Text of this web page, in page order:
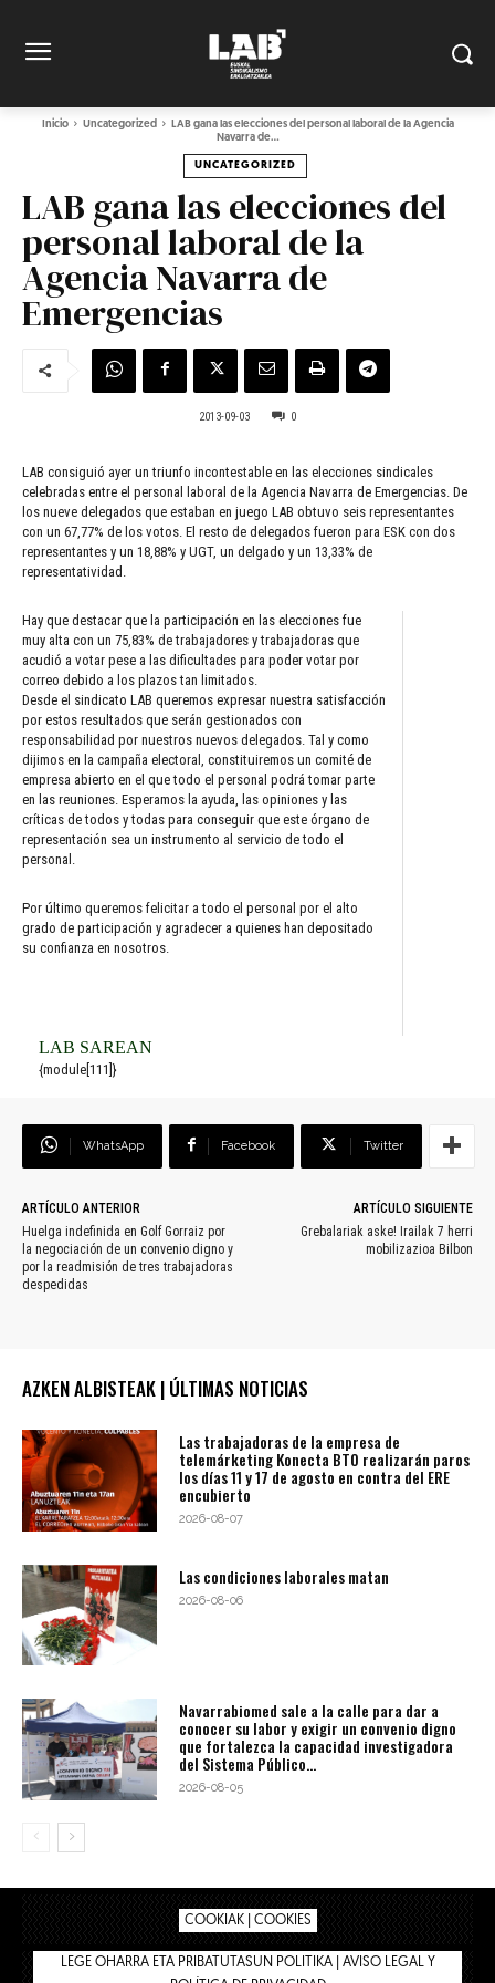
Inicio Uncategorized
LAB gana las elecciones del personal laboral de la Agencia
Navarra de...
UNCATEGORIZED
LAB gana las elecciones del
personal laboral de la
Agencia Navarra de
Emergencias
2013-09-03 0
LAB consiguió ayer un triunfo incontestable en las elecciones sindicales
celebradas entre el personal laboral de la Agencia Navarra de Emergencias. De
los nueve delegados que estaban en juego LAB obtuvo seis representantes
con un 67,77% de los votos. El resto de delegados fueron para ESK con dos
representantes y un 18,88% y UGT, un delgado y un 13,33% de
representatividad.
Hay que destacar que la participación en las elecciones fue
muy alta con un 75,83% de trabajadores y trabajadoras que
acudió a votar pese a las dificultades para poder votar por
correo debido a los plazos tan limitados.
Desde el sindicato LAB queremos expresar nuestra satisfacción
por estos resultados que serán gestionados con
responsabilidad por nuestros nuevos delegados. Tal y como
dijimos en la campaña electoral, constituiremos un comité de
empresa abierto en el que todo el personal podrá tomar parte
en las reuniones. Esperamos la ayuda, las opiniones y las
críticas de todos y todas para conseguir que este órgano de
representación sea un instrumento al servicio de todo el
personal.
Por último queremos felicitar a todo el personal por el alto
grado de participación y agradecer a quienes han depositado
su confianza en nosotros.
LAB SAREAN
{module[111]}
WhatsApp Facebook Twitter
ARTÍCULO ANTERIOR
Huelga indefinida en Golf Gorraiz por
la negociación de un convenio digno y
por la readmisión de tres trabajadoras
despedidas
ARTÍCULO SIGUIENTE
Grebalariak aske! Irailak 7 herri
mobilizazioa Bilbon
AZKEN ALBISTEAK | ÚLTIMAS NOTICIAS
Las trabajadoras de la empresa de
telemárketing Konecta BTO realizarán paros
los días 11 y 17 de agosto en contra del ERE
encubierto
2026-08-07
Las condiciones laborales matan
2026-08-06
Navarrabiomed sale a la calle para dar a
conocer su labor y exigir un convenio digno
que fortalezca la capacidad investigadora
del Sistema Público...
2026-08-05
COOKIAK | COOKIES
LEGE OHARRA ETA PRIBATUTASUN POLITIKA | AVISO LEGAL Y